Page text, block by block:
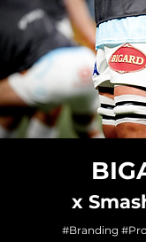
x
#Branding